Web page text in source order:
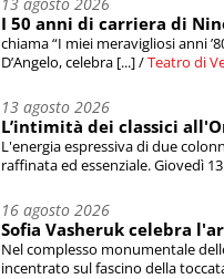
13 agosto 2026
I 50 anni di carriera di
chiama “I miei meravigliosi anni
D’Angelo, celebra [...] /Teatro di
13 agosto 2026
L’intimità dei classici
L'energia espressiva di due
raffinata ed essenziale. Giovedì
16 agosto 2026
Sofia Vasheruk celebra
Nel complesso monumentale
incentrato sul fascino della